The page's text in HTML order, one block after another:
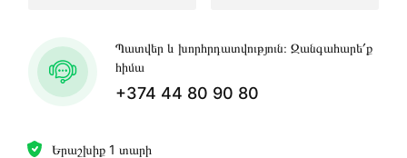
Երաշխիք 1 տարի
Պատվեր և խորհրդատվություն։ Զանգահարե՛ք
հիմա
+374 44 80 90 80